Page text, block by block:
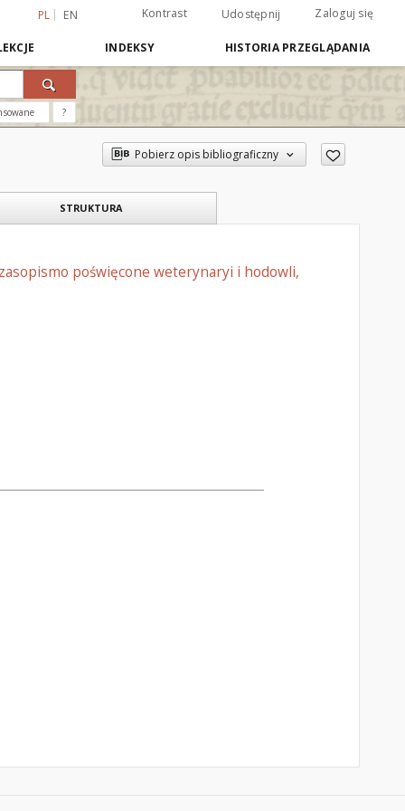
PL EN Kontrast Udostępnij Zaloguj się
INDEKSY HISTORIA PRZEGLĄDANIA
?
Pobierz opis bibliograficzny
STRUKTURA
poświęcone weterynaryi i hodowli,